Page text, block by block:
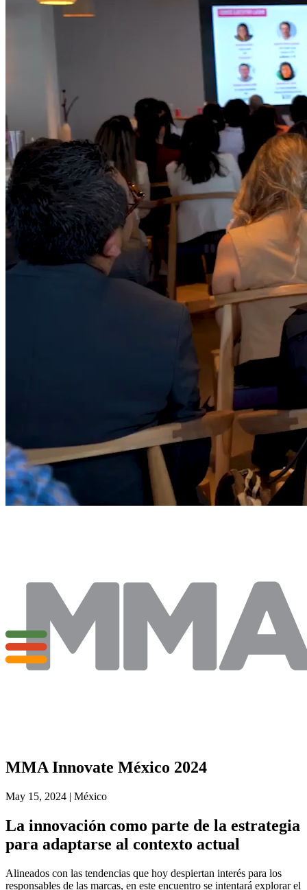
MMA Innovate México 2024
May 15, 2024 | México
La innovación como parte de la estrategia
para adaptarse al contexto actual
Alineados con las tendencias que hoy despiertan interés para los
responsables de las marcas, en este encuentro se intentará explorar el